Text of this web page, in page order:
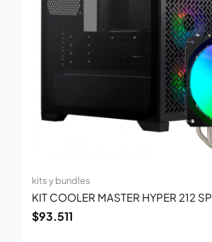
kits y bundles
KIT COOLER MASTER HYPER 212 SP
$93.511